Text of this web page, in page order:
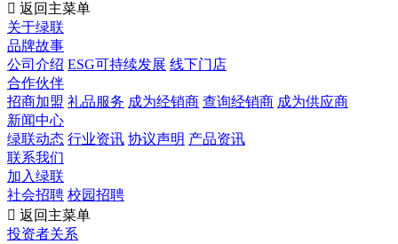
 返回主菜单
关于绿联
品牌故事
公司介绍 ESG可持续发展 线下门店
合作伙伴
招商加盟 礼品服务 成为经销商 查询经销商 成为供应商
新闻中心
绿联动态 行业资讯 协议声明 产品资讯
联系我们
加入绿联
社会招聘 校园招聘
 返回主菜单
投资者关系